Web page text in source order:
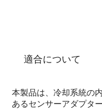
適合について
本製品は、冷却系統の
あるセンサーアダプタ